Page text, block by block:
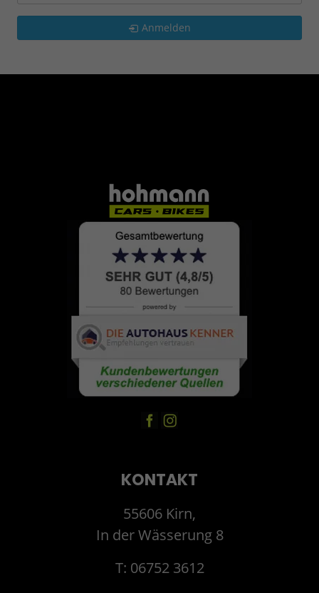
Anmelden
KONTAKT
55606 Kirn,
In der Wässerung 8
T: 06752 3612